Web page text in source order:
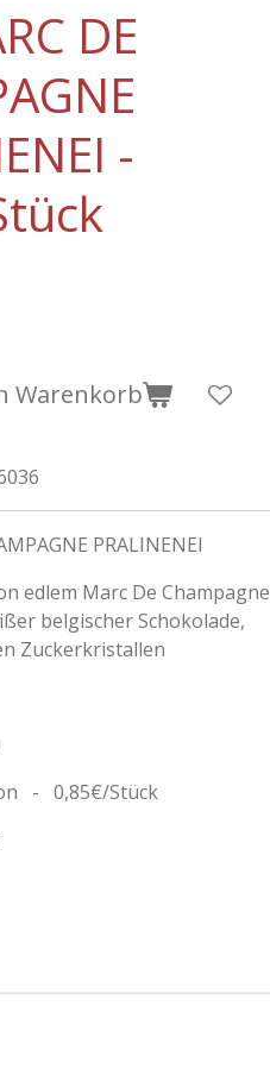
DE
-
Warenkorb
PRALINENEI
edlem Marc De Champagne
belgischer Schokolade,
Zuckerkristallen
- 0,85€/Stück